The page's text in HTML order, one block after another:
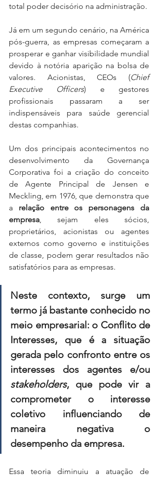
total poder decisório na administração.
Já em um segundo cenário, na América
pós-guerra, as empresas começaram a
prosperar e ganhar visibilidade mundial
devido à notória aparição na bolsa de
valores. Acionistas, CEOs (Chief
Executive Officers) e gestores
profissionais passaram a ser
indispensáveis para saúde gerencial
destas companhias.
Um dos principais acontecimentos no
desenvolvimento da Governança
Corporativa foi a criação do conceito
de Agente Principal de Jensen e
Meckling, em 1976, que demonstra que
a relação entre os personagens da
empresa, sejam eles sócios,
proprietários, acionistas ou agentes
externos como governo e instituições
de classe, podem gerar resultados não
satisfatórios para as empresas.
Neste contexto, surge um
termo já bastante conhecido no
meio empresarial: o Conflito de
Interesses, que é a situação
gerada pelo confronto entre os
stakeholders, que pode vir a
comprometer o interesse
coletivo influenciando de
maneira negativa o
desempenho da empresa.
Essa teoria diminuiu a atuação de